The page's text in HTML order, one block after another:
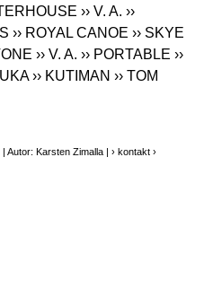
›› V. A. ››
›› ROYAL CANOE ›› SKYE
›› V. A. ›› PORTABLE ››
›› KUTIMAN ›› TOM
Autor: Karsten Zimalla |› kontakt ›